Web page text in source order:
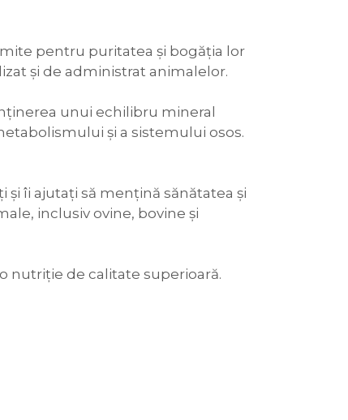
pentru puritatea și bogăția lor
și de administrat animalelor.
unui echilibru mineral
și a sistemului osos.
îi ajutați să mențină sănătatea și
inclusiv ovine, bovine și
nutriție de calitate superioară.